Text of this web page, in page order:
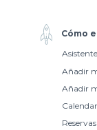
Cómo
Añadir
Añadir